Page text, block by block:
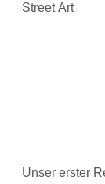
Street Art
Unser erster